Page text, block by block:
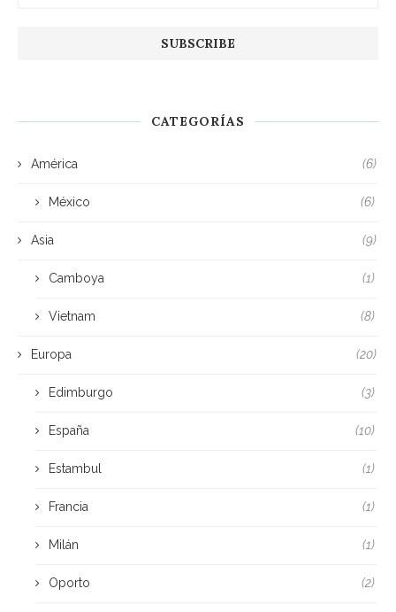
CATEGORÍAS
América (6)
México (6)
Asia (9)
Camboya (1)
Vietnam (8)
Europa (20)
Edimburgo (3)
España (10)
Estambul (1)
Francia (1)
Milán (1)
Oporto (2)